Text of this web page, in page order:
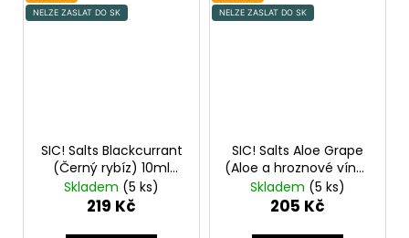
NELZE ZASLAT DO SK
SIC! Salts Blackcurrant
(Černý rybíz) 10ml
16mg
Skladem (5 ks)
219 Kč
NELZE ZASLAT DO SK
SIC! Salts Aloe Grape
(Aloe a hroznové víno)
10ml 16mg
Skladem (5 ks)
205 Kč